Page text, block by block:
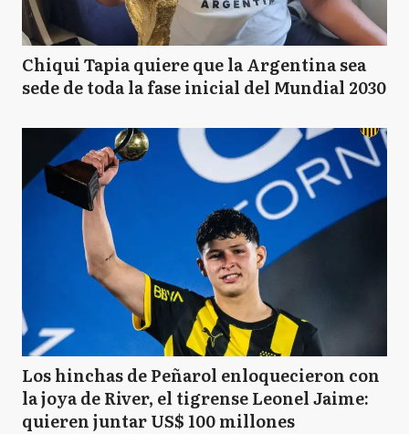
Chiqui Tapia quiere que la Argentina sea
sede de toda la fase inicial del Mundial 2030
Los hinchas de Peñarol enloquecieron con
la joya de River, el tigrense Leonel Jaime:
quieren juntar US$ 100 millones